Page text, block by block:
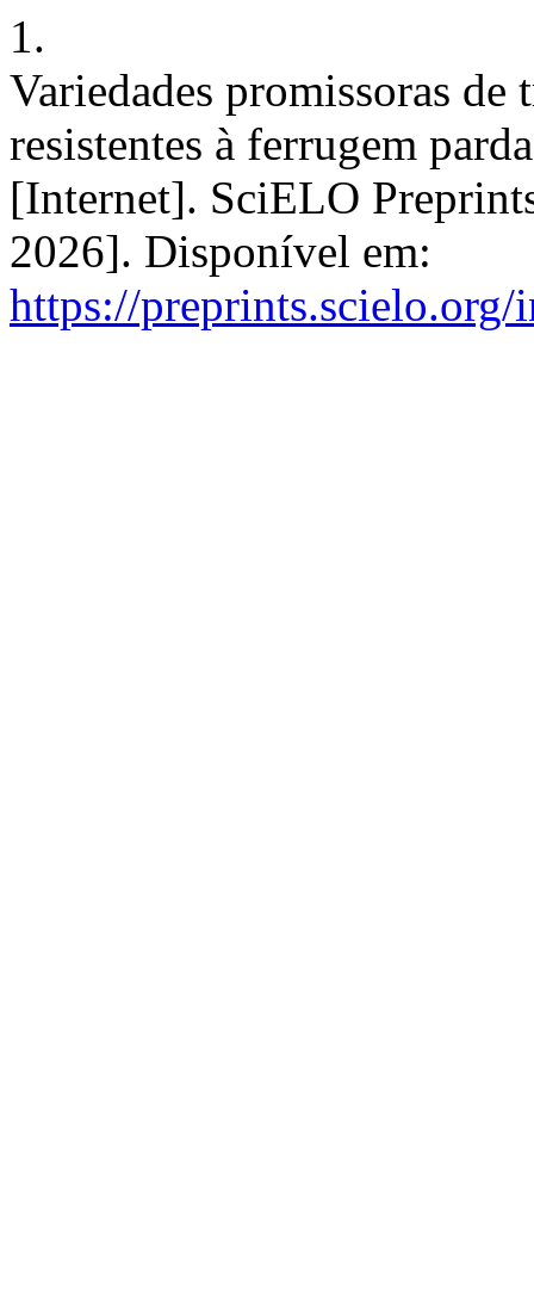
1.
Variedades promissoras
resistentes à ferrugem
[Internet]. SciELO
2026]. Disponível em:
https://